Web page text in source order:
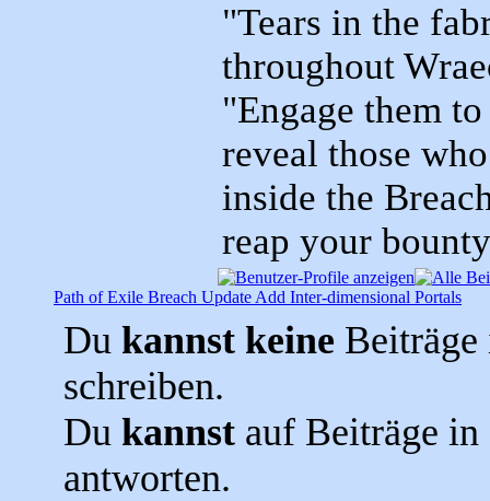
"Tears in the
throughout
"Engage them
reveal those
inside the
reap your
Path of Exile Breach Update Add Inter-dimensional Portals
Du kannst keine Beiträge
schreiben.
Du kannst auf Beiträge
antworten.